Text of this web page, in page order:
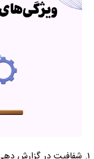
شفافیت در گزارش دهی